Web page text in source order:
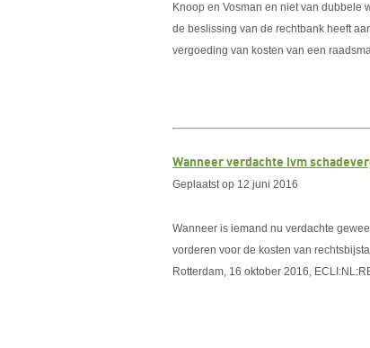
Knoop en Vosman en niet van dubbele
de beslissing van de rechtbank heeft
vergoeding van kosten van een
Wanneer verdachte ivm
Geplaatst op 12 juni 2016
Wanneer is iemand nu verdachte
vorderen voor de kosten van
Rotterdam, 16 oktober 2016,